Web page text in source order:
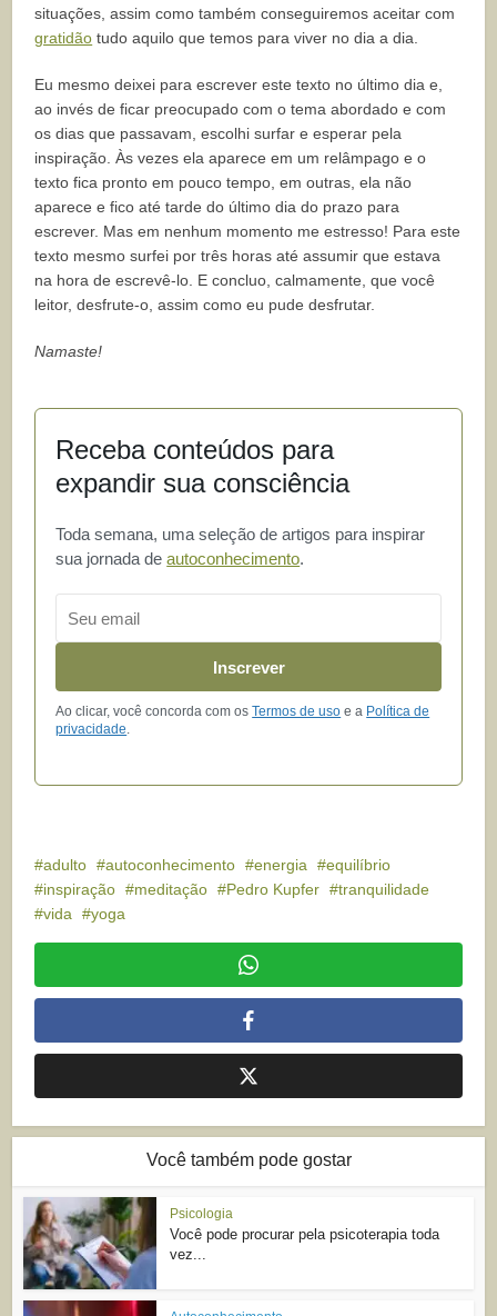
situações, assim como também conseguiremos aceitar com
gratidão tudo aquilo que temos para viver no dia a dia.
Eu mesmo deixei para escrever este texto no último dia e,
ao invés de ficar preocupado com o tema abordado e com
os dias que passavam, escolhi surfar e esperar pela
inspiração. Às vezes ela aparece em um relâmpago e o
texto fica pronto em pouco tempo, em outras, ela não
aparece e fico até tarde do último dia do prazo para
escrever. Mas em nenhum momento me estresso! Para este
texto mesmo surfei por três horas até assumir que estava
na hora de escrevê-lo. E concluo, calmamente, que você
leitor, desfrute-o, assim como eu pude desfrutar.
Namaste!
Receba conteúdos para
expandir sua consciência
Toda semana, uma seleção de artigos para inspirar
sua jornada deautoconhecimento.
Inscrever
Ao clicar, você concorda com osTermos de uso e a Política de
privacidade.
adulto autoconhecimento energia
equilíbrio
inspiração
meditação Pedro Kupfer
tranquilidade
vida
yoga
Você também pode gostar
Psicologia
Você pode procurar pela psicoterapia toda
vez...